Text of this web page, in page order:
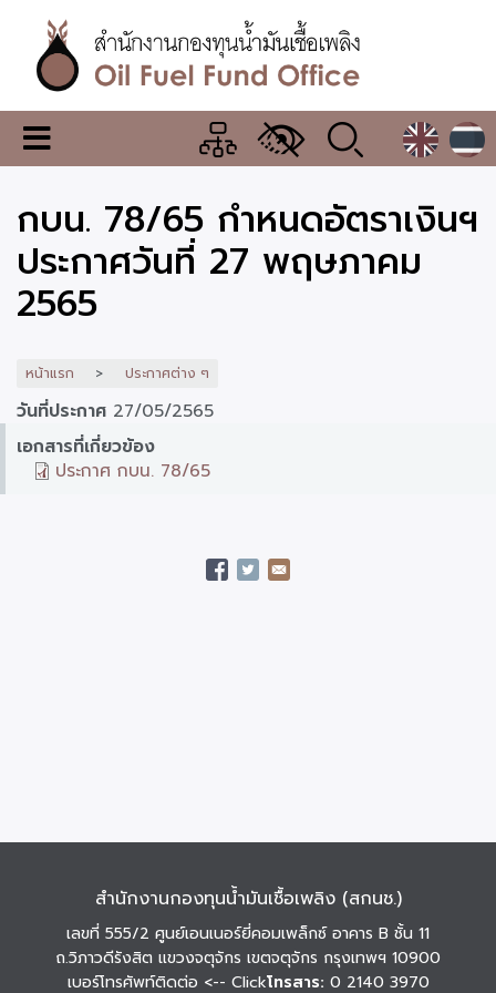
เนื้อหา
หลักสำนักงาน
กองทุน
น้ำมัน
เชื้อ
เพลิง
เมนู
เปลี่ยน
แสดง
ผล
กบน. 78/65 กำหนดอัตราเงินฯ
ประกาศวันที่ 27 พฤษภาคม
2565
หน้าแรก ประกาศต่าง ๆ
วันที่ประกาศ 27/05/2565
เอกสารที่เกี่ยวข้อง
ประกาศ กบน. 78/65
สำนักงานกองทุนน้ำมันเชื้อเพลิง (สกนช.)
เลขที่ 555/2 ศูนย์เอนเนอร์ยี่คอมเพล็กซ์ อาคาร B ชั้น 11
ถ.วิภาวดีรังสิต แขวงจตุจักร เขตจตุจักร กรุงเทพฯ 10900
เบอร์โทรศัพท์ติดต่อ <-- Clickโทรสาร: 0 2140 3970